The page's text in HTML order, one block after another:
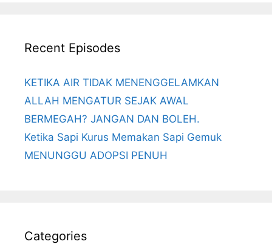
Recent Episodes
KETIKA AIR TIDAK MENENGGELAMKAN
ALLAH MENGATUR SEJAK AWAL
BERMEGAH? JANGAN DAN BOLEH.
Ketika Sapi Kurus Memakan Sapi Gemuk
MENUNGGU ADOPSI PENUH
Categories